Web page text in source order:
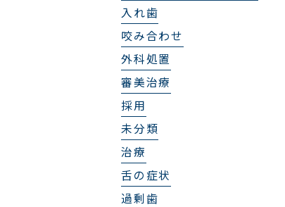
入れ歯
咬み合わせ
外科処置
審美治療
採用
未分類
治療
舌の症状
過剰歯